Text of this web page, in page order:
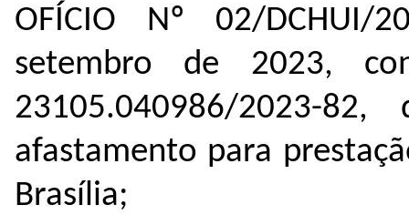
OFÍCIO Nº 02/DCHUI/
setembro de 2023,
23105.040986/2023-82,
afastamento para
Brasília;